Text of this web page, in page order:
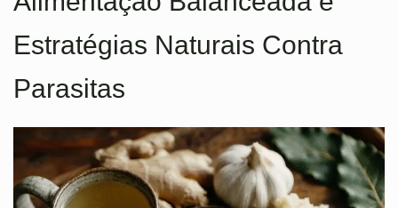
Estratégias Naturais Contra
Parasitas